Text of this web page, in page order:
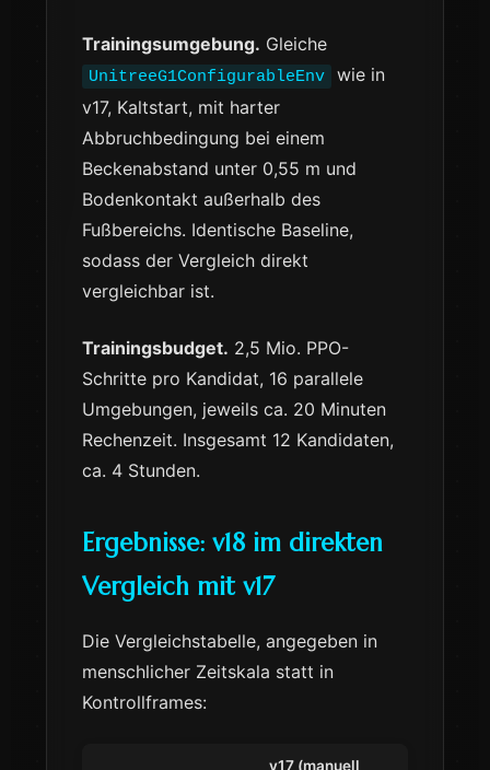
Trainingsumgebung. Gleiche
UnitreeG1ConfigurableEnv
wie in
v17, Kaltstart, mit harter
Abbruchbedingung bei einem
Beckenabstand unter 0,55 m und
Bodenkontakt außerhalb des
Fußbereichs. Identische Baseline,
sodass der Vergleich direkt
vergleichbar ist.
Trainingsbudget. 2,5 Mio. PPO-
Schritte pro Kandidat, 16 parallele
Umgebungen, jeweils ca. 20 Minuten
Rechenzeit. Insgesamt 12 Kandidaten,
ca. 4 Stunden.
Ergebnisse: v18 im direkten
Vergleich mit v17
Die Vergleichstabelle, angegeben in
menschlicher Zeitskala statt in
Kontrollframes:
v17 (manuell